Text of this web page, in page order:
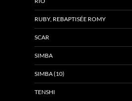
RUBY, REBAPTISÉE ROMY
SCAR
SIMBA
SIMBA (10)
TENSHI